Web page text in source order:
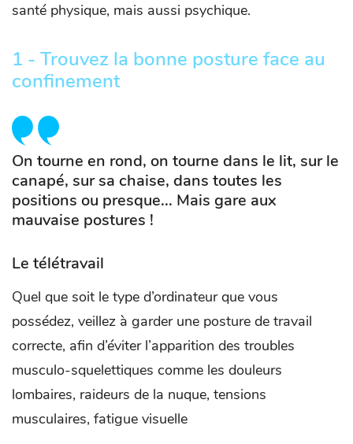
santé physique, mais aussi psychique.
1 - Trouvez la bonne posture face au
confinement
On tourne en rond, on tourne dans le lit, sur le
canapé, sur sa chaise, dans toutes les
positions ou presque... Mais gare aux
mauvaise postures !
Le télétravail
Quel que soit le type d’ordinateur que vous
possédez, veillez à garder une posture de travail
correcte, afin d’éviter l’apparition des troubles
musculo-squelettiques comme les douleurs
lombaires, raideurs de la nuque, tensions
musculaires, fatigue visuelle